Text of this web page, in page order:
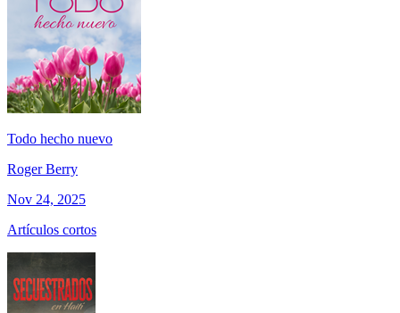
Todo hecho nuevo
Roger Berry
Nov 24, 2025
Artículos cortos